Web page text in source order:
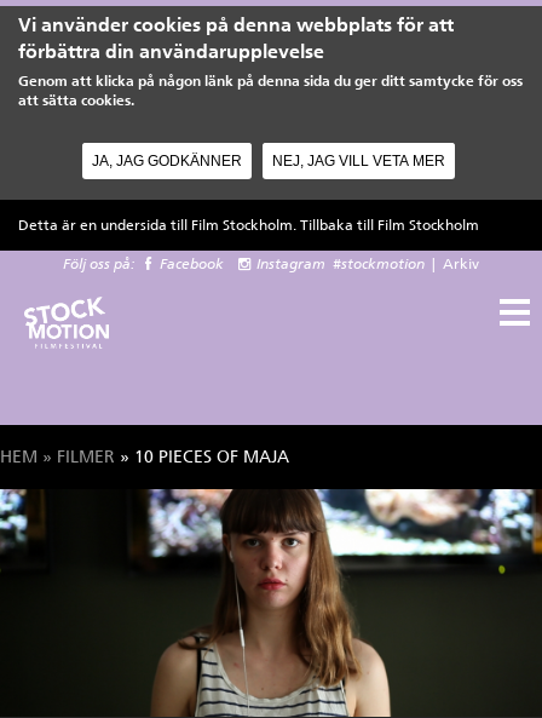
Vi använder cookies på denna webbplats för att
förbättra din användarupplevelse
Genom att klicka på någon länk på denna sida du ger ditt samtycke för oss
att sätta cookies.
JA, JAG GODKÄNNER NEJ, JAG VILL VETA MER
Detta är en undersida till Film Stockholm. Tillbaka till Film Stockholm
Följ oss på: Facebook Instagram #stockmotion Arkiv
Du är här
HEM » FILMER » 10 PIECES OF MAJA